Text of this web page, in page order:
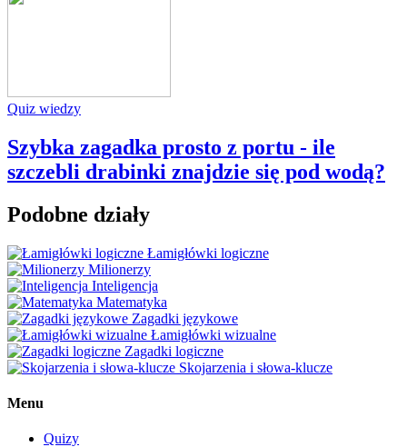
Quiz wiedzy
Szybka zagadka prosto z portu - ile
szczebli drabinki znajdzie się pod wodą?
Podobne działy
Łamigłówki logiczne
Milionerzy
Inteligencja
Matematyka
Zagadki językowe
Łamigłówki wizualne
Zagadki logiczne
Skojarzenia i słowa-klucze
Menu
Quizy